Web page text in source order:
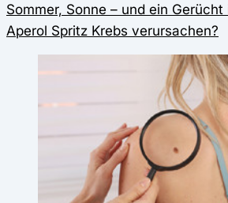
Sommer, Sonne – und ein Gerücht
Aperol Spritz Krebs verursachen?